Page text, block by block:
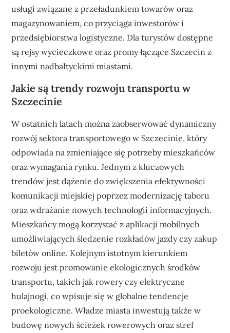
usługi związane z przeładunkiem towarów oraz
magazynowaniem, co przyciąga inwestorów i
przedsiębiorstwa logistyczne. Dla turystów dostępne
są rejsy wycieczkowe oraz promy łączące Szczecin z
innymi nadbałtyckimi miastami.
Jakie są trendy rozwoju transportu w
Szczecinie
W ostatnich latach można zaobserwować dynamiczny
rozwój sektora transportowego w Szczecinie, który
odpowiada na zmieniające się potrzeby mieszkańców
oraz wymagania rynku. Jednym z kluczowych
trendów jest dążenie do zwiększenia efektywności
komunikacji miejskiej poprzez modernizację taboru
oraz wdrażanie nowych technologii informacyjnych.
Mieszkańcy mogą korzystać z aplikacji mobilnych
umożliwiających śledzenie rozkładów jazdy czy zakup
biletów online. Kolejnym istotnym kierunkiem
rozwoju jest promowanie ekologicznych środków
transportu, takich jak rowery czy elektryczne
hulajnogi, co wpisuje się w globalne tendencje
proekologiczne. Władze miasta inwestują także w
budowę nowych ścieżek rowerowych oraz stref